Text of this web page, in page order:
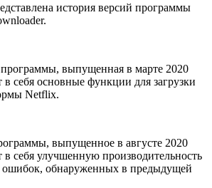
история версий программы
программы, выпущенная в марте 2020
в себя основные функции для загрузки
Netflix.
выпущенное в августе 2020
в себя улучшенную производительность
ошибок, обнаруженных в предыдущей